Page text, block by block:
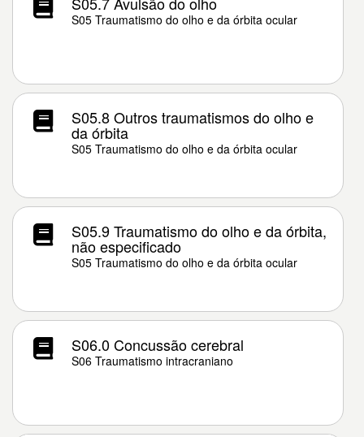
S05 Traumatismo do olho e da órbita ocular
S05.8 Outros traumatismos do olho e
da órbita
S05 Traumatismo do olho e da órbita ocular
S05.9 Traumatismo do olho e da órbita,
não especificado
S05 Traumatismo do olho e da órbita ocular
S06.0 Concussão cerebral
S06 Traumatismo intracraniano